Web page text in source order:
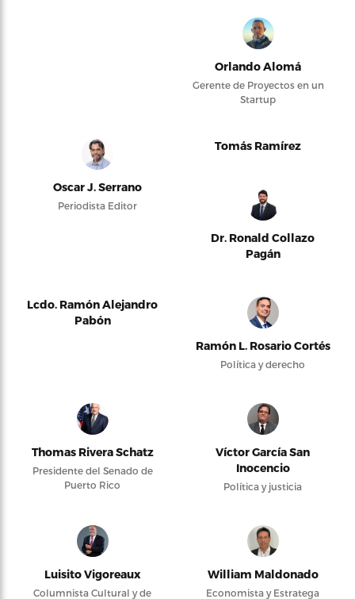
Orlando Alomá
Gerente de Proyectos en un
Startup
Oscar J. Serrano
Periodista Editor
Tomás Ramírez
Dr. Ronald Collazo
Pagán
Lcdo. Ramón Alejandro
Pabón
Ramón L. Rosario Cortés
Política y derecho
Thomas Rivera Schatz
Presidente del Senado de
Puerto Rico
Víctor García San
Inocencio
Política y justicia
Luisito Vigoreaux
Columnista Cultural y de
William Maldonado
Economista y Estratega